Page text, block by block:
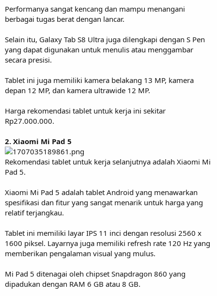
Performanya sangat kencang dan mampu menangani
berbagai tugas berat dengan lancar.
Selain itu, Galaxy Tab S8 Ultra juga dilengkapi dengan S Pen
yang dapat digunakan untuk menulis atau menggambar
secara presisi.
Tablet ini juga memiliki kamera belakang 13 MP, kamera
depan 12 MP, dan kamera ultrawide 12 MP.
Harga rekomendasi tablet untuk kerja ini sekitar
Rp27.000.000.
2. Xiaomi Mi Pad 5
Rekomendasi tablet untuk kerja selanjutnya adalah Xiaomi Mi
Pad 5.
Xiaomi Mi Pad 5 adalah tablet Android yang menawarkan
spesifikasi dan fitur yang sangat menarik untuk harga yang
relatif terjangkau.
Tablet ini memiliki layar IPS 11 inci dengan resolusi 2560 x
1600 piksel. Layarnya juga memiliki refresh rate 120 Hz yang
memberikan pengalaman visual yang mulus.
Mi Pad 5 ditenagai oleh chipset Snapdragon 860 yang
dipadukan dengan RAM 6 GB atau 8 GB.